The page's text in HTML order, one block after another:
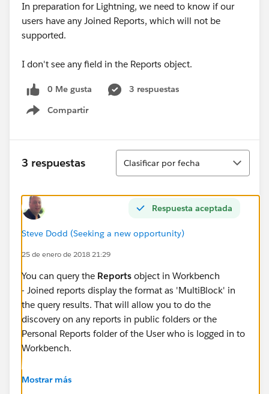
In preparation for Lightning, we need to know if our
users have any Joined Reports, which will not be
supported.
I don't see any field in the Reports object.
0 Me gusta
3 respuestas
Compartir
Show menu
3 respuestas
Ordenar
Clasificar por fecha
Respuesta aceptada
Steve Dodd (Seeking a new opportunity)
25 de enero de 2018 21:29
You can query the Reports object in Workbench
- Joined reports display the format as 'MultiBlock' in
the query results. That will allow you to do the
discovery on any reports in public folders or the
Personal Reports folder of the User who is logged in to
Workbench.
https://developer.salesforce.com/page/Workbenc
Mostrar más